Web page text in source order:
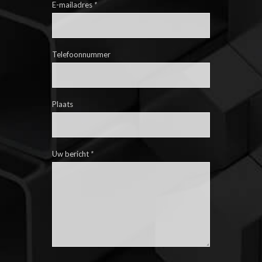
E-mailadres *
Telefoonnummer
Plaats
Uw bericht *